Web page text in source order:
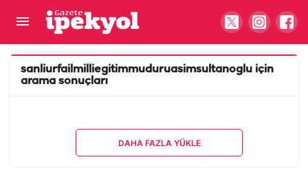
sanliurfailmilliegitimmuduruasimsultanoglu için
arama sonuçları
DAHA FAZLA YÜKLE